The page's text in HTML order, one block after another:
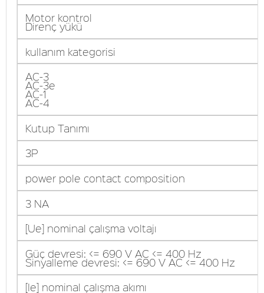
Motor kontrol
Direnç yükü
kullanım kategorisi
AC-3
AC-3e
AC-1
AC-4
Kutup Tanımı
3P
power pole contact composition
3 NA
[Ue] nominal çalışma voltajı
Güç devresi: <= 690 V AC <= 400 Hz
Sinyalleme devresi: <= 690 V AC <= 400 Hz
[Ie] nominal çalışma akımı